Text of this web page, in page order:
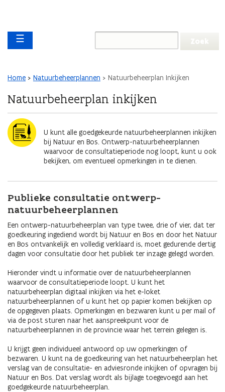
gaan
Main navigation
☰
Kruimelpad
Home Natuurbeheerplannen Natuurbeheerplan Inkijken
Natuurbeheerplan inkijken
Afbeelding
U kunt alle goedgekeurde natuurbeheerplannen inkijken
bij Natuur en Bos. Ontwerp-natuurbeheerplannen
waarvoor de consultatieperiode nog loopt, kunt u ook
bekijken, om eventueel opmerkingen in te dienen.
Publieke consultatie ontwerp-
natuurbeheerplannen
Een ontwerp-natuurbeheerplan van type twee, drie of vier, dat ter
goedkeuring ingediend wordt bij Natuur en Bos en door het Natuur
en Bos ontvankelijk en volledig verklaard is, moet gedurende dertig
dagen voor consultatie door het publiek ter inzage gelegd worden.
Hieronder vindt u informatie over de natuurbeheerplannen
waarvoor de consultatieperiode loopt. U kunt het
natuurbeheerplan digitaal inkijken via het e-loket
natuurbeheerplannen of u kunt het op papier komen bekijken op
de opgegeven plaats. Opmerkingen en bezwaren kunt u per mail of
via de post sturen naar het aanspreekpunt voor de
natuurbeheerplannen in de provincie waar het terrein gelegen is.
U krijgt geen individueel antwoord op uw opmerkingen of
bezwaren. U kunt na de goedkeuring van het natuurbeheerplan het
verslag van de consultatie- en adviesronde inkijken of opvragen bij
Natuur en Bos. Dat verslag wordt als bijlage toegevoegd aan het
goedgekeurde natuurbeheerplan.